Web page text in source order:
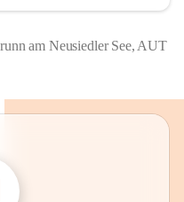
am Neusiedler See, AUT